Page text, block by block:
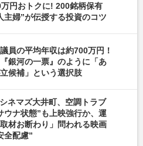
円おトクに! 200銘柄保有
主婦”が伝授する投資のコツ
員の平均年収は約700万円！
『銀河の一票』のように「あ
候補」という選択肢
ネマズ大井町、空調トラブ
ウナ状態”も上映強行か、運
材お断わり」問われる映画
全配慮”